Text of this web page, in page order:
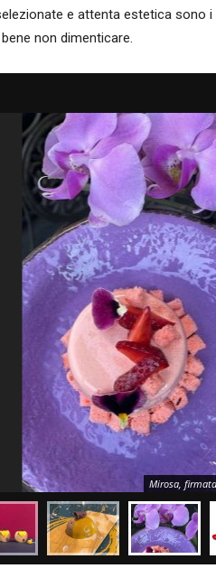
e attenta estetica sono
non dimenticare.
Mirosa,